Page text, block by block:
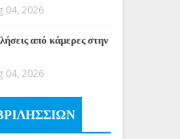
04, 2026
από κάμερες στην
04, 2026